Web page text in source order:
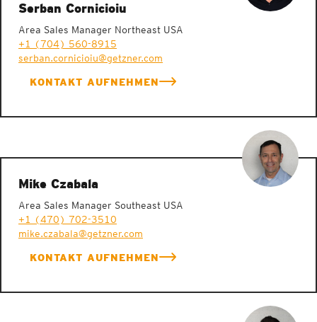
Serban Cornicioiu
Area Sales Manager Northeast USA
+1 (704) 560-8915
serban.cornicioiu@getzner.com
KONTAKT AUFNEHMEN
Mike Czabala
Area Sales Manager Southeast USA
+1 (470) 702-3510
mike.czabala@getzner.com
KONTAKT AUFNEHMEN